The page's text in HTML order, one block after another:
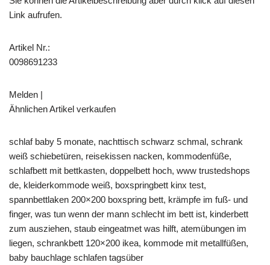
Link aufrufen.
Artikel Nr.:
0098691233
Melden |
Ähnlichen Artikel verkaufen
schlaf baby 5 monate, nachttisch schwarz schmal, schrank
weiß schiebetüren, reisekissen nacken, kommodenfüße,
schlafbett mit bettkasten, doppelbett hoch, www trustedshops
de, kleiderkommode weiß, boxspringbett kinx test,
spannbettlaken 200×200 boxspring bett, krämpfe im fuß- und
finger, was tun wenn der mann schlecht im bett ist, kinderbett
zum ausziehen, staub eingeatmet was hilft, atemübungen im
liegen, schrankbett 120×200 ikea, kommode mit metallfüßen,
baby bauchlage schlafen tagsüber